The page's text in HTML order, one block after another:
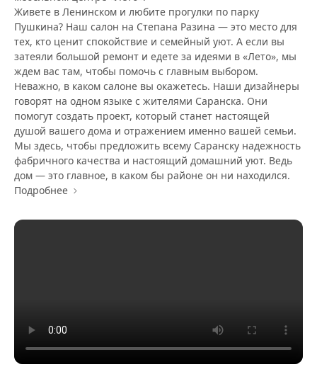
Живете в Ленинском и любите прогулки по парку
Пушкина? Наш салон на Степана Разина — это место для
тех, кто ценит спокойствие и семейный уют. А если вы
затеяли большой ремонт и едете за идеями в «Лето», мы
ждем вас там, чтобы помочь с главным выбором.
Неважно, в каком салоне вы окажетесь. Наши дизайнеры
говорят на одном языке с жителями Саранска. Они
помогут создать проект, который станет настоящей
душой вашего дома и отражением именно вашей семьи.
Мы здесь, чтобы предложить всему Саранску надежность
фабричного качества и настоящий домашний уют. Ведь
дом — это главное, в каком бы районе он ни находился.
Подробнее